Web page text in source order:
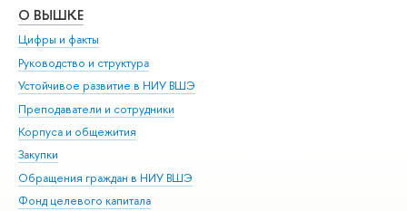
О ВЫШКЕ
Цифры и факты
Руководство и структура
Устойчивое развитие в НИУ ВШЭ
Преподаватели и сотрудники
Корпуса и общежития
Закупки
Обращения граждан в НИУ ВШЭ
Фонд целевого капитала